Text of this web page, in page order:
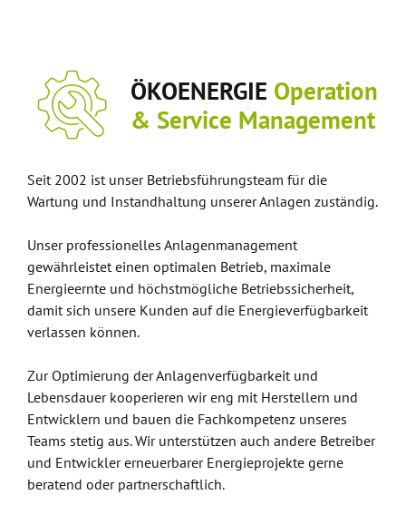
ÖKOENERGIE Operation
& Service Management
Seit 2002 ist unser Betriebsführungsteam für die
Wartung und Instandhaltung unserer Anlagen zuständig.
Unser professionelles Anlagenmanagement
gewährleistet einen optimalen Betrieb, maximale
Energieernte und höchstmögliche Betriebssicherheit,
damit sich unsere Kunden auf die Energieverfügbarkeit
verlassen können.
Zur Optimierung der Anlagenverfügbarkeit und
Lebensdauer kooperieren wir eng mit Herstellern und
Entwicklern und bauen die Fachkompetenz unseres
Teams stetig aus. Wir unterstützen auch andere Betreiber
und Entwickler erneuerbarer Energieprojekte gerne
beratend oder partnerschaftlich.